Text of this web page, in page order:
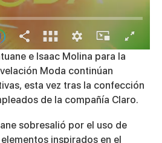
e Isaac Molina para la
Moda continúan
esta vez tras la confección
de la compañía Claro.
sobresalió por el uso de
inspirados en el